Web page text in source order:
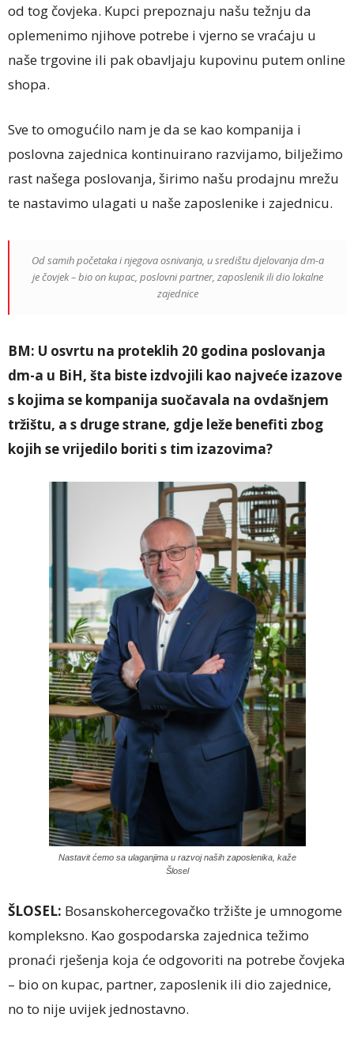
od tog čovjeka. Kupci prepoznaju našu težnju da
oplemenimo njihove potrebe i vjerno se vraćaju u
naše trgovine ili pak obavljaju kupovinu putem online
shopa.
Sve to omogućilo nam je da se kao kompanija i
poslovna zajednica kontinuirano razvijamo, bilježimo
rast našega poslovanja, širimo našu prodajnu mrežu
te nastavimo ulagati u naše zaposlenike i zajednicu.
Od samih početaka i njegova osnivanja, u središtu djelovanja dm-a
je čovjek – bio on kupac, poslovni partner, zaposlenik ili dio lokalne
zajednice
BM: U osvrtu na proteklih 20 godina poslovanja
dm-a u BiH, šta biste izdvojili kao najveće izazove
s kojima se kompanija suočavala na ovdašnjem
tržištu, a s druge strane, gdje leže benefiti zbog
kojih se vrijedilo boriti s tim izazovima?
Nastavit ćemo sa ulaganjima u razvoj naših zaposlenika, kaže
Šlosel
ŠLOSEL: Bosanskohercegovačko tržište je umnogome
kompleksno. Kao gospodarska zajednica težimo
pronaći rješenja koja će odgovoriti na potrebe čovjeka
– bio on kupac, partner, zaposlenik ili dio zajednice,
no to nije uvijek jednostavno.